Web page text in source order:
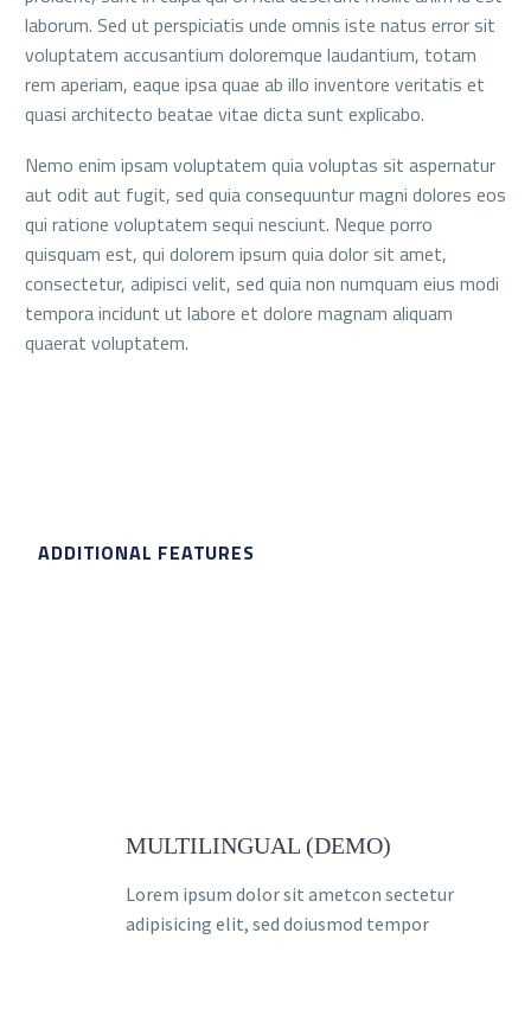
laborum. Sed ut perspiciatis unde omnis iste natus error sit
voluptatem accusantium doloremque laudantium, totam
rem aperiam, eaque ipsa quae ab illo inventore veritatis et
quasi architecto beatae vitae dicta sunt explicabo.
Nemo enim ipsam voluptatem quia voluptas sit aspernatur
aut odit aut fugit, sed quia consequuntur magni dolores eos
qui ratione voluptatem sequi nesciunt. Neque porro
quisquam est, qui dolorem ipsum quia dolor sit amet,
consectetur, adipisci velit, sed quia non numquam eius modi
tempora incidunt ut labore et dolore magnam aliquam
quaerat voluptatem.
ADDITIONAL FEATURES
MULTILINGUAL (DEMO)
Lorem ipsum dolor sit ametcon sectetur
adipisicing elit, sed doiusmod tempor